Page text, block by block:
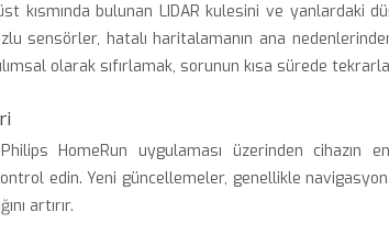
kısmında bulunan LIDAR kulesini ve yanlardaki
sensörler, hatalı haritalamanın ana
olarak sıfırlamak, sorunun kısa sürede
HomeRun uygulaması üzerinden cihazın
edin. Yeni güncellemeler, genellikle
artırır.